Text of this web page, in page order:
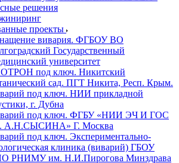
решения
проекты
вивария. ФГБОУ ВО
Государственный
университет
под ключ. Никитский
сад. ПГТ Никита, Респ. Крым.
под ключ. НИИ прикладной
г. Дубна
под ключ. ФГБУ «НИИ ЭЧ И ГОС
А.Н.СЫСИНА» Г. Москва
под ключ. Экспериментально-
клиника (виварий) ГБОУ
РНИМУ им. Н.И.Пирогова Минздрава